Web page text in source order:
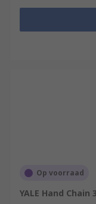
Op voorraad
YALE Hand Chain